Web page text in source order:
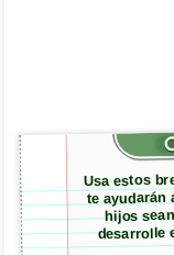
Usa estos
te ayudarán
hijos
desarrolle